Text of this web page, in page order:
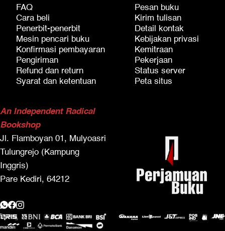
FAQ
Cara beli
Penerbit-penerbit
Mesin pencari buku
Konfirmasi pembayaran
Pengiriman
Refund dan return
Syarat dan ketentuan
Pesan buku
Kirim tulisan
Detail kontak
Kebijakan privasi
Kemitraan
Pekerjaan
Status server
Peta situs
An Independent Radical
Bookshop
Jl. Flamboyan 01, Mulyoasri
Tulungrejo (Kampung
Inggris)
Pare Kediri, 64212